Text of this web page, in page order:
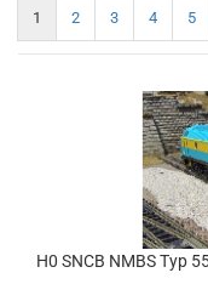
1 2 3 4 5
H0 SNCB NMBS Typ